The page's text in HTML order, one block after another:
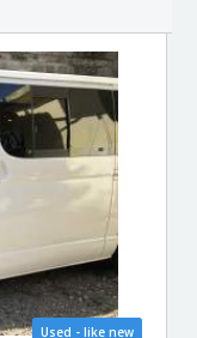
Used - like new